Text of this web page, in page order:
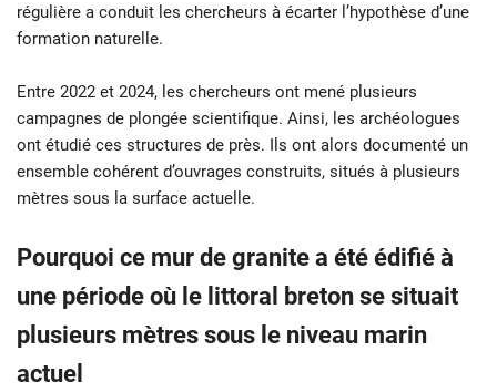
régulière a conduit les chercheurs à écarter l’hypothèse d’une
formation naturelle.
Entre 2022 et 2024, les chercheurs ont mené plusieurs
campagnes de plongée scientifique. Ainsi, les archéologues
ont étudié ces structures de près. Ils ont alors documenté un
ensemble cohérent d’ouvrages construits, situés à plusieurs
mètres sous la surface actuelle.
Pourquoi ce mur de granite a été édifié à
une période où le littoral breton se situait
plusieurs mètres sous le niveau marin
actuel